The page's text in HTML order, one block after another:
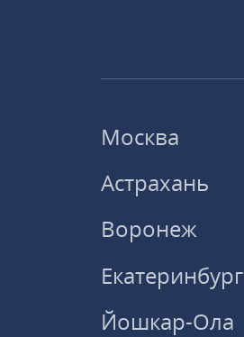
Москва
Астрахань
Воронеж
Екатеринбург
Йошкар-Ола